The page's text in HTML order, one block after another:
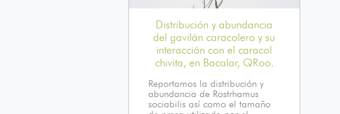
Distribución y abundancia
del gavilán caracolero y su
interacción con el caracol
chivita, en Bacalar, QRoo.
Reportamos la distribución y
abundancia de Rostrhamus
sociabilis así como el tamaño